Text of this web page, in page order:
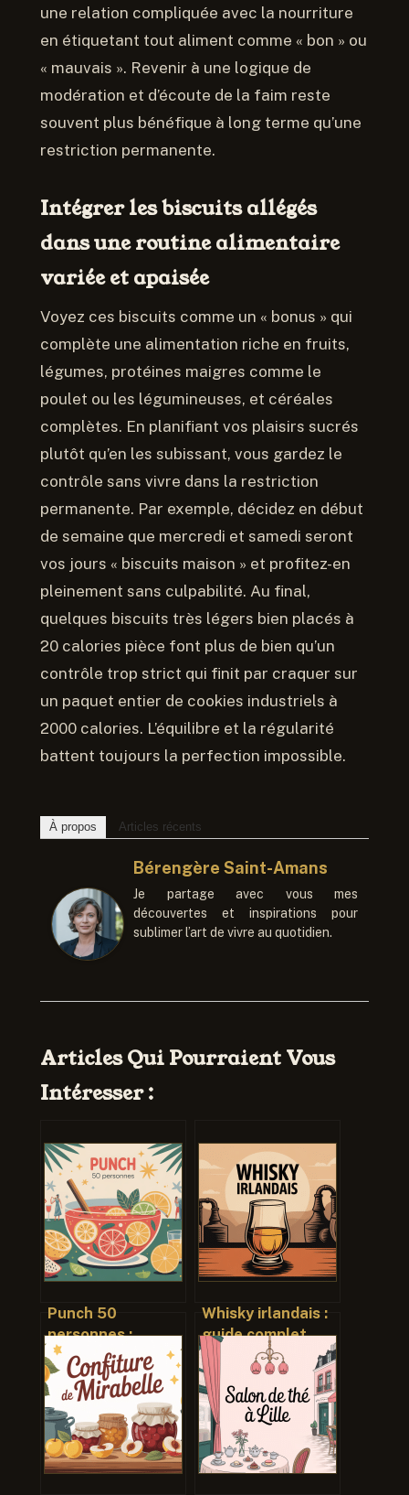
une relation compliquée avec la nourriture
en étiquetant tout aliment comme « bon » ou
« mauvais ». Revenir à une logique de
modération et d’écoute de la faim reste
souvent plus bénéfique à long terme qu’une
restriction permanente.
Intégrer les biscuits allégés
dans une routine alimentaire
variée et apaisée
Voyez ces biscuits comme un « bonus » qui
complète une alimentation riche en fruits,
légumes, protéines maigres comme le
poulet ou les légumineuses, et céréales
complètes. En planifiant vos plaisirs sucrés
plutôt qu’en les subissant, vous gardez le
contrôle sans vivre dans la restriction
permanente. Par exemple, décidez en début
de semaine que mercredi et samedi seront
vos jours « biscuits maison » et profitez-en
pleinement sans culpabilité. Au final,
quelques biscuits très légers bien placés à
20 calories pièce font plus de bien qu’un
contrôle trop strict qui finit par craquer sur
un paquet entier de cookies industriels à
2000 calories. L’équilibre et la régularité
battent toujours la perfection impossible.
À propos Articles récents
Bérengère Saint-Amans
Je partage avec vous mes
découvertes et inspirations pour
sublimer l’art de vivre au quotidien.
Articles Qui Pourraient Vous
Intéresser :
Punch 50
personnes :
recettes,
quantités et
conseils pour
réussir
Whisky irlandais :
guide complet
pour bien choisir
et bien le
déguster